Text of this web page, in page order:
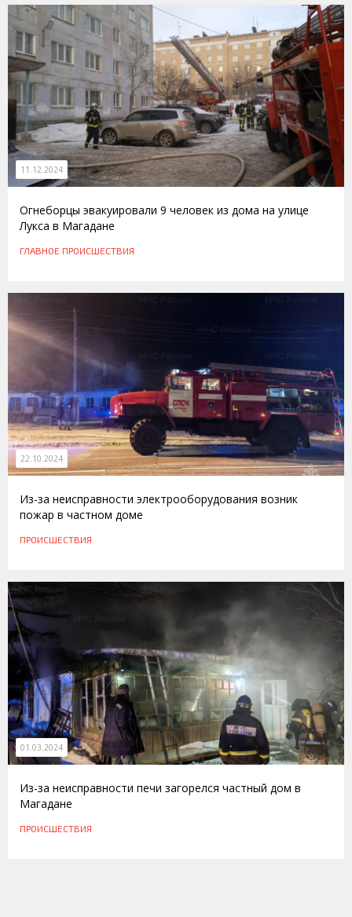
11.12.2024
Огнеборцы эвакуировали 9 человек из дома на улице
Лукса в Магадане
ГЛАВНОЕ ПРОИСШЕСТВИЯ
22.10.2024
Из-за неисправности электрооборудования возник
пожар в частном доме
ПРОИСШЕСТВИЯ
01.03.2024
Из-за неисправности печи загорелся частный дом в
Магадане
ПРОИСШЕСТВИЯ